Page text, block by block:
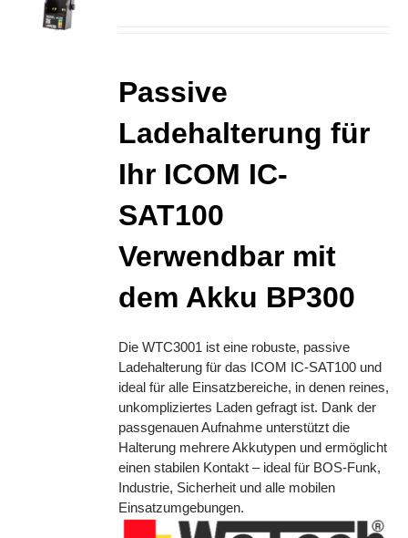
Passive
Ladehalterung für
Ihr ICOM IC-
SAT100
Verwendbar mit
dem Akku BP300
Die WTC3001 ist eine robuste, passive
Ladehalterung für das ICOM IC-SAT100 und
ideal für alle Einsatzbereiche, in denen reines,
unkompliziertes Laden gefragt ist. Dank der
passgenauen Aufnahme unterstützt die
Halterung mehrere Akkutypen und ermöglicht
einen stabilen Kontakt – ideal für BOS-Funk,
Industrie, Sicherheit und alle mobilen
Einsatzumgebungen.